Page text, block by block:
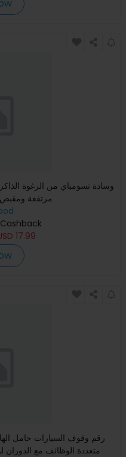
وسادة تسومباي من الرغوة
مرتفعة
17.99
رقم وقوف السيارات حامل
متعددة الوظائف مع الدوران